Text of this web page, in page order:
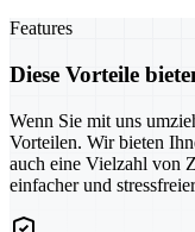
Features
Diese Vorteile
Wenn Sie mit uns
Vorteilen. Wir bieten
auch eine Vielzahl von
einfacher und